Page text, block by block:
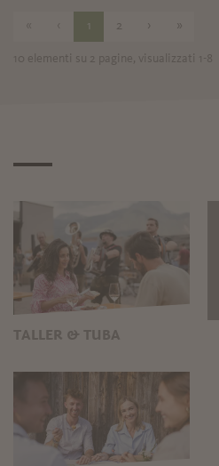
1 2 › »
10 elementi su 2 pagine, visualizzati 1-8
TALLER & TUBA